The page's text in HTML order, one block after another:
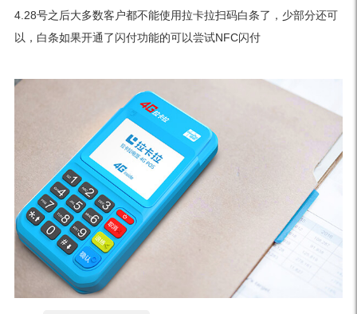
4.28号之后大多数客户都不能使用拉卡拉扫码白条了，少部分还可
以，白条如果开通了闪付功能的可以尝试NFC闪付